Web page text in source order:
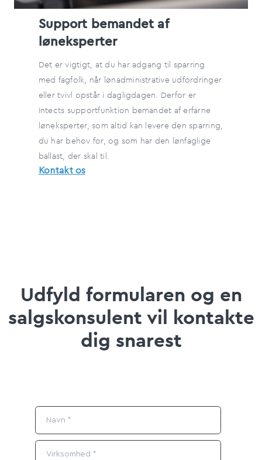
Support bemandet af
løneksperter
Det er vigtigt, at du har adgang til sparring
med fagfolk, når lønadministrative udfordringer
eller tvivl opstår i dagligdagen. Derfor er
Intects supportfunktion bemandet af erfarne
løneksperter, som altid kan levere den sparring,
du har behov for, og som har den lønfaglige
ballast, der skal til.
Kontakt os
Udfyld formularen og en
salgskonsulent vil kontakte
dig snarest